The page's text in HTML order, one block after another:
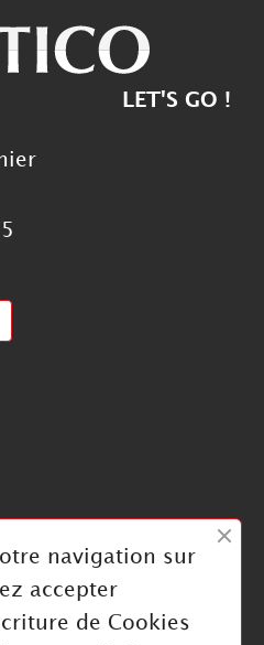
LET'S GO !
navigation sur
accepter
de Cookies